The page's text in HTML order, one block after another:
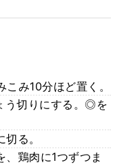
み10分ほど置く。
う切りにする。◎を
る。
鶏肉に1つずつま